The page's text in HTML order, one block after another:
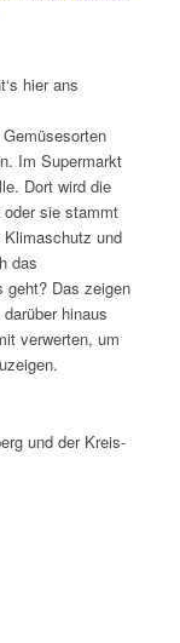
hier ans
Im Supermarkt
Dort wird die
sie stammt
und
das
geht? Das zeigen
hinaus
verwerten, um
und der Kreis-